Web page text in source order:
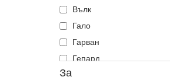
Вълк
Гало
Гарван
Гепард
Гущер
За